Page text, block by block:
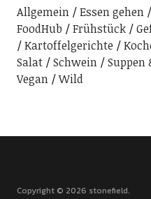
Allgemein Essen gehen
FoodHub
Frühstück
Kartoffelgerichte
Salat
Schwein Suppen
Vegan
Wild
Copyright © 2026 stonefield